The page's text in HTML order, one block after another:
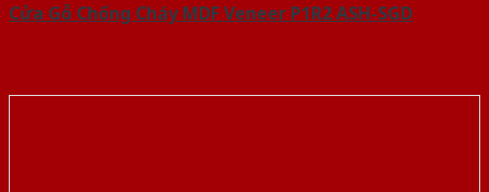
Cửa Gỗ Chống Cháy MDF Veneer P1R2 ASH-SGD